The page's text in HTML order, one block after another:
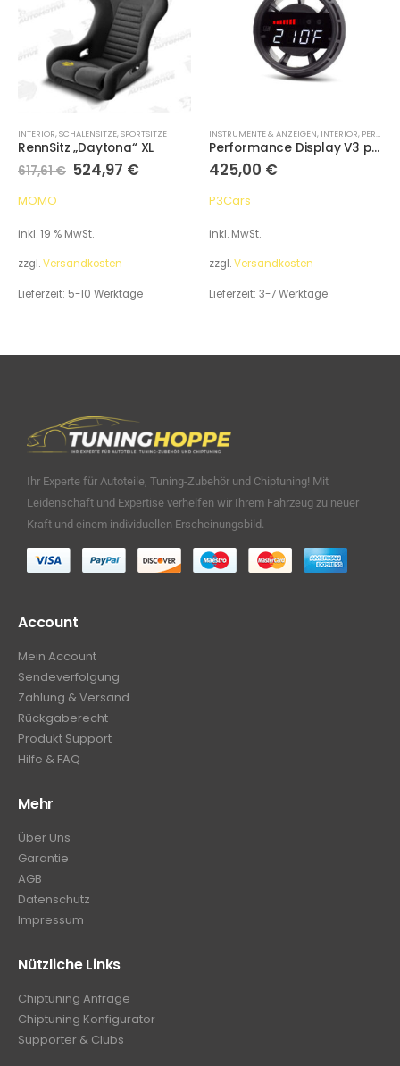
INTERIOR,SCHALENSITZE,SPORTSITZE
RennSitz „Daytona“ XL
617,61€ 524,97 €
MOMO
inkl. 19 % MwSt.
zzgl.Versandkosten
Lieferzeit: 5-10 Werktage
INSTRUMENTE & ANZEIGEN, INTERIOR, PERFORMANCE DISPLAYS
Performance Display V3 passend für Audi 8X A1/S1 2010-2018
425,00 €
P3Cars
inkl. MwSt.
zzgl.Versandkosten
Lieferzeit: 3-7 Werktage
Ihr Experte für Autoteile, Tuning-Zubehör und Chiptuning! Mit
Leidenschaft und Expertise verhelfen wir Ihrem Fahrzeug zu neuer
Kraft und einem individuellen Erscheinungsbild.
Account
Mein Account
Sendeverfolgung
Zahlung & Versand
Rückgaberecht
Produkt Support
Hilfe & FAQ
Mehr
Über Uns
Garantie
AGB
Datenschutz
Impressum
Nützliche Links
Chiptuning Anfrage
Chiptuning Konfigurator
Supporter & Clubs